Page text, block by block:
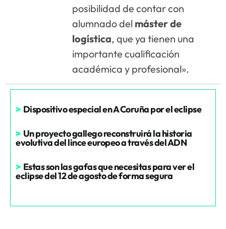
posibilidad de contar con
alumnado del máster de
logística, que ya tienen una
importante cualificación
académica y profesional».
> Dispositivo especial en A Coruña por el eclipse
> Un proyecto gallego reconstruirá la historia
evolutiva del lince europeo a través del ADN
> Estas son las gafas que necesitas para ver el
eclipse del 12 de agosto de forma segura